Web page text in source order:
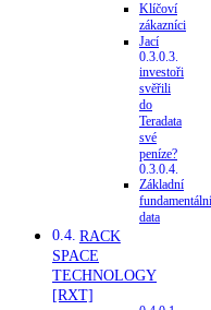
Klíčoví
zákazníci
Jací
investoři
svěřili
do
Teradata
své
peníze?
Základní
fundamentální
data
RACK
SPACE
TECHNOLOGY
[RXT]